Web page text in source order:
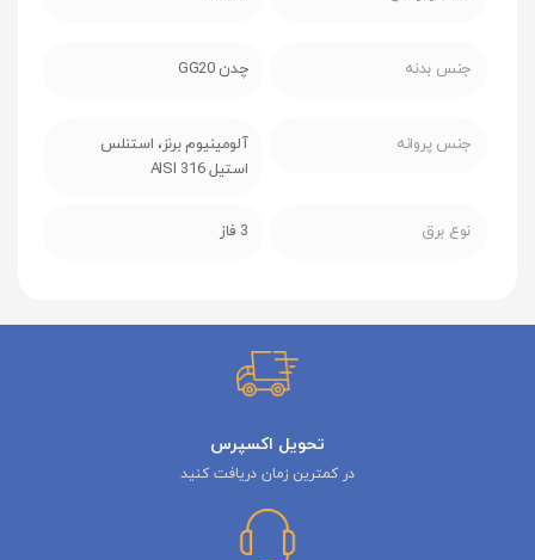
جنس بدنه چدن GG20
جنس پروانه
آلومینیوم برنز، استنلس
استیل AISI 316
نوع برق 3 فاز
تحویل اکسپرس
در کمترین زمان دریافت کنید